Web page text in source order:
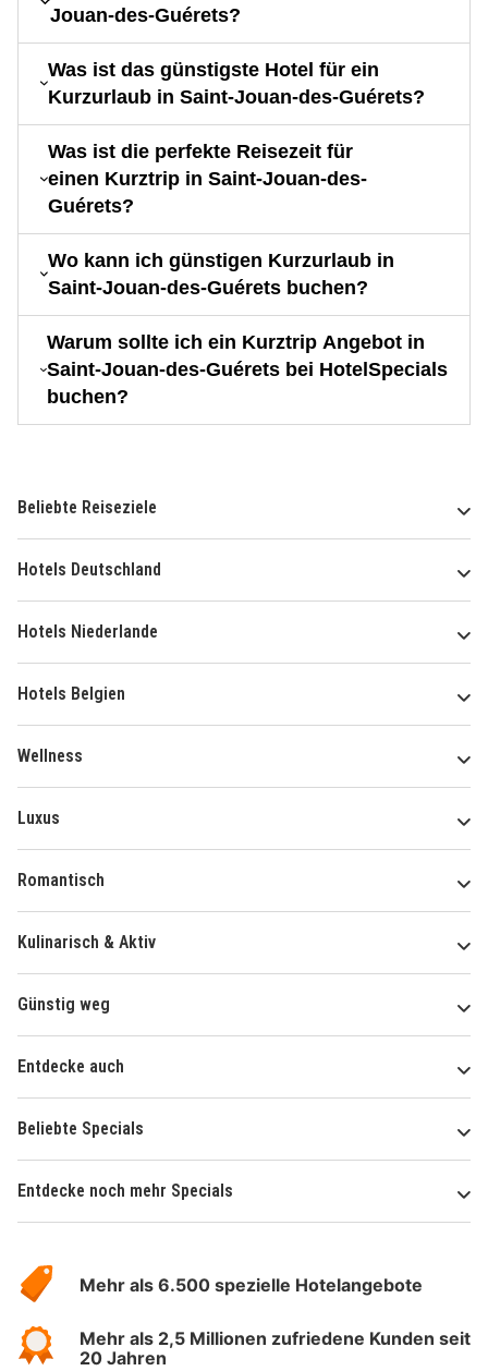
Jouan-des-Guérets?
Was ist das günstigste Hotel für ein
Kurzurlaub in Saint-Jouan-des-Guérets?
Was ist die perfekte Reisezeit für
einen Kurztrip in Saint-Jouan-des-
Guérets?
Wo kann ich günstigen Kurzurlaub in
Saint-Jouan-des-Guérets buchen?
Warum sollte ich ein Kurztrip Angebot in
Saint-Jouan-des-Guérets bei HotelSpecials
buchen?
Beliebte Reiseziele
Hotels Deutschland
Hotels Niederlande
Hotels Belgien
Wellness
Luxus
Romantisch
Kulinarisch & Aktiv
Günstig weg
Entdecke auch
Beliebte Specials
Entdecke noch mehr Specials
Hotelspecials
Mehr als 6.500 spezielle Hotelangebote
Mehr als 2,5 Millionen zufriedene Kunden seit
20 Jahren